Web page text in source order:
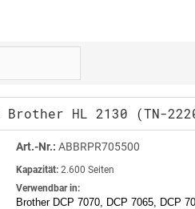
HL 2130 (TN-
Art.-Nr.: ABBRPR705500
Kapazität: 2.600 Seiten
Verwendbar in:
Brother DCP 7070, DCP 7065, DCP